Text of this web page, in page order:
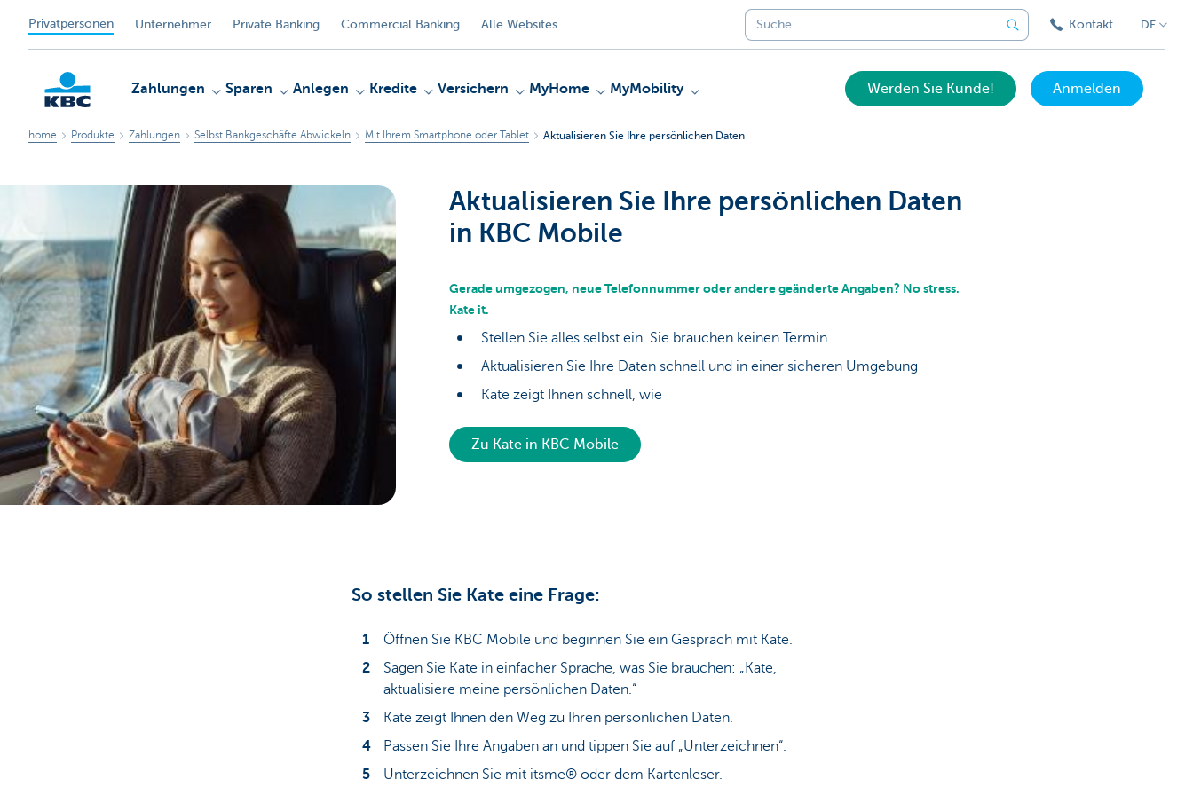
Privatpersonen Unternehmer Private Banking Commercial Banking Alle Websites Kontakt DE
KBC
Particulieren
Zahlungen Sparen Anlegen Kredite Versichern MyHome MyMobility Werden Sie Kunde! Anmelden
home Produkte Zahlungen Selbst Bankgeschäfte Abwickeln Mit Ihrem Smartphone oder Tablet Aktualisieren Sie Ihre persönlichen Daten
Aktualisieren Sie Ihre persönlichen Daten
in KBC Mobile
Gerade umgezogen, neue Telefonnummer oder andere geänderte Angaben? No stress.
Kate it.
Stellen Sie alles selbst ein. Sie brauchen keinen Termin
Aktualisieren Sie Ihre Daten schnell und in einer sicheren Umgebung
Kate zeigt Ihnen schnell, wie
Zu Kate in KBC Mobile
So stellen Sie Kate eine Frage:
Öffnen Sie KBC Mobile und beginnen Sie ein Gespräch mit Kate.
Sagen Sie Kate in einfacher Sprache, was Sie brauchen: „Kate,
aktualisiere meine persönlichen Daten.“
Kate zeigt Ihnen den Weg zu Ihren persönlichen Daten.
Passen Sie Ihre Angaben an und tippen Sie auf „Unterzeichnen“.
Unterzeichnen Sie mit itsme® oder dem Kartenleser.